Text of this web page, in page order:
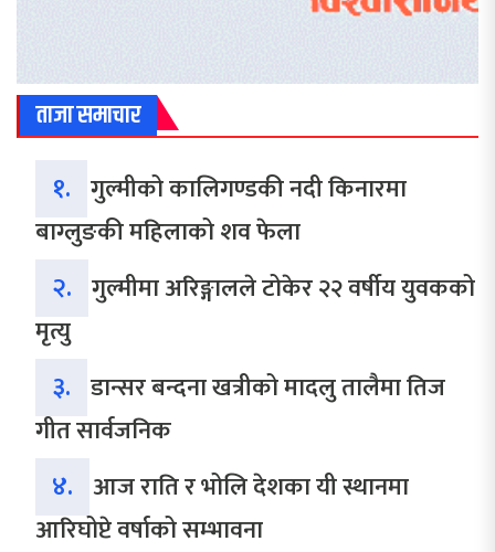
ताजा समाचार
१. गुल्मीको कालिगण्डकी नदी किनारमा
बाग्लुङकी महिलाको शव फेला
२. गुल्मीमा अरिङ्गालले टोकेर २२ वर्षीय युवकको
मृत्यु
३. डान्सर बन्दना खत्रीको मादलु तालैमा तिज
गीत सार्वजनिक
४. आज राति र भोलि देशका यी स्थानमा
आरिघोप्टे वर्षाको सम्भावना